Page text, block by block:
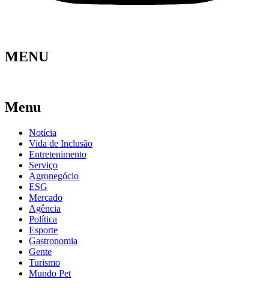
MENU
Menu
Notícia
Vida de Inclusão
Entretenimento
Serviço
Agronegócio
ESG
Mercado
Agência
Política
Esporte
Gastronomia
Gente
Turismo
Mundo Pet